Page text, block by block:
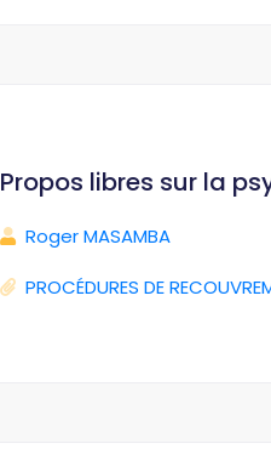
Propos libres sur la
Roger MASAMBA
PROCÉDURES DE